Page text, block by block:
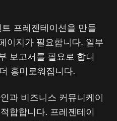
프레젠테이션을 만들
이지가 필요합니다. 일부
보고서를 필요로 합니
흥미로워집니다.
과 비즈니스 커뮤니케이
합합니다. 프레젠테이